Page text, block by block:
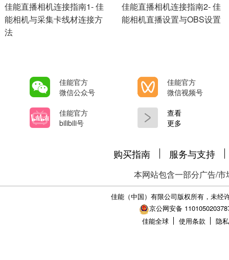
佳能直播相机连接指南1- 佳
能相机与采集卡线材连接方
法
佳能直播相机连接指南2- 佳
能相机直播设置与OBS设置
佳能官方
微信公众号
佳能官方
微信视频号
佳能官方
bilibili号
查看
更多
购买指南 服务与支持
本网站包含一部分广告/
佳能（中国）有限公司版权所有，未经
京公网安备
佳能全球
使用条款 隐